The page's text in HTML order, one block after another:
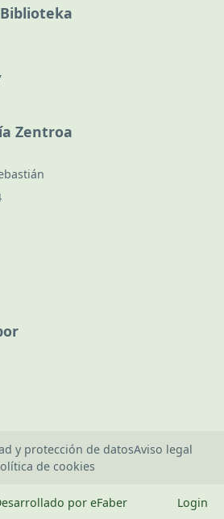
Zentroa
y protección de datosAviso legal
de cookies
por eFaber Login